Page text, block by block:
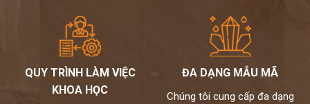
QUY TRÌNH LÀM VIỆC
KHOA HỌC
ĐA DẠNG MẪU MÃ
Chúng tôi cung cấp đa dạng